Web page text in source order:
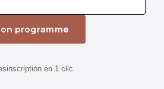
programme
en 1 clic.